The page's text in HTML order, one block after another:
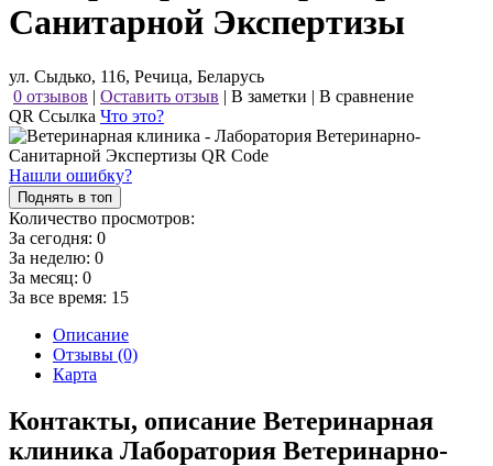
Санитарной Экспертизы
ул. Сыдько, 116, Речица, Беларусь
0 отзывов | Оставить отзыв | В заметки | В сравнение
QR Ссылка Что это?
Нашли ошибку?
Поднять в топ
Количество просмотров:
За сегодня: 0
За неделю: 0
За месяц: 0
За все время: 15
Описание
Отзывы (0)
Карта
Контакты, описание Ветеринарная
клиника Лаборатория Ветеринарно-